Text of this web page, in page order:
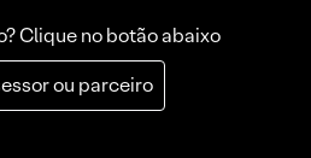
Clique no botão abaixo
ou parceiro